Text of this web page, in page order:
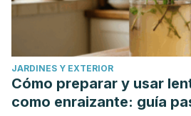
JARDINES Y EXTERIOR
Cómo preparar y usar
como enraizante: guía